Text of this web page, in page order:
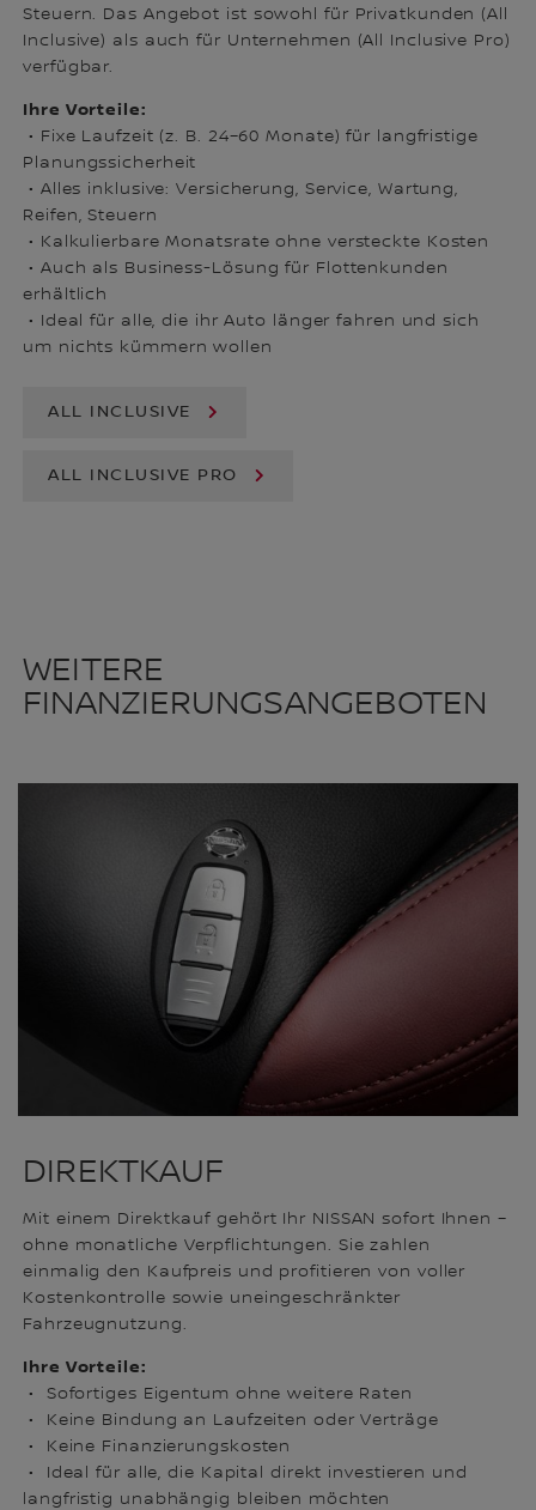
Steuern. Das Angebot ist sowohl für Privatkunden (All
Inclusive) als auch für Unternehmen (All Inclusive Pro)
verfügbar.
Ihre Vorteile:
• Fixe Laufzeit (z. B. 24–60 Monate) für langfristige
Planungssicherheit
• Alles inklusive: Versicherung, Service, Wartung,
Reifen, Steuern
• Kalkulierbare Monatsrate ohne versteckte Kosten
• Auch als Business-Lösung für Flottenkunden
erhältlich
• Ideal für alle, die ihr Auto länger fahren und sich
um nichts kümmern wollen
ALL INCLUSIVE
ALL INCLUSIVE PRO
WEITERE
FINANZIERUNGSANGEBOTEN
DIREKTKAUF
Mit einem Direktkauf gehört Ihr NISSAN sofort Ihnen –
ohne monatliche Verpflichtungen. Sie zahlen
einmalig den Kaufpreis und profitieren von voller
Kostenkontrolle sowie uneingeschränkter
Fahrzeugnutzung.
Ihre Vorteile:
• Sofortiges Eigentum ohne weitere Raten
• Keine Bindung an Laufzeiten oder Verträge
• Keine Finanzierungskosten
• Ideal für alle, die Kapital direkt investieren und
langfristig unabhängig bleiben möchten